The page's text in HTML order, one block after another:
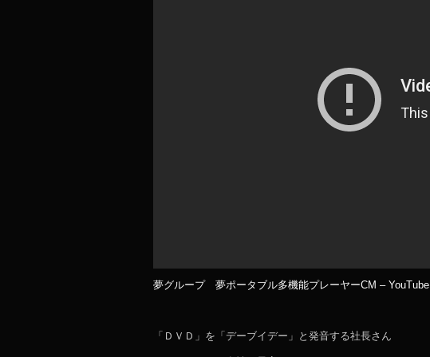
夢グループ 夢ポータブル多機能プレーヤーCM – YouTube
「ＤＶＤ」を「デーブイデー」と発音する社長さん